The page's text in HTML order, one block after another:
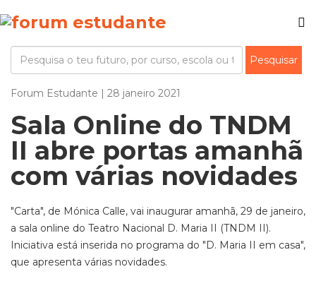
Forum Estudante | 28 janeiro 2021
Sala Online do TNDM
II abre portas amanhã
com várias novidades
"Carta", de Mónica Calle, vai inaugurar amanhã, 29 de janeiro,
a sala online do Teatro Nacional D. Maria II (TNDM II).
Iniciativa está inserida no programa do "D. Maria II em casa",
que apresenta várias novidades.